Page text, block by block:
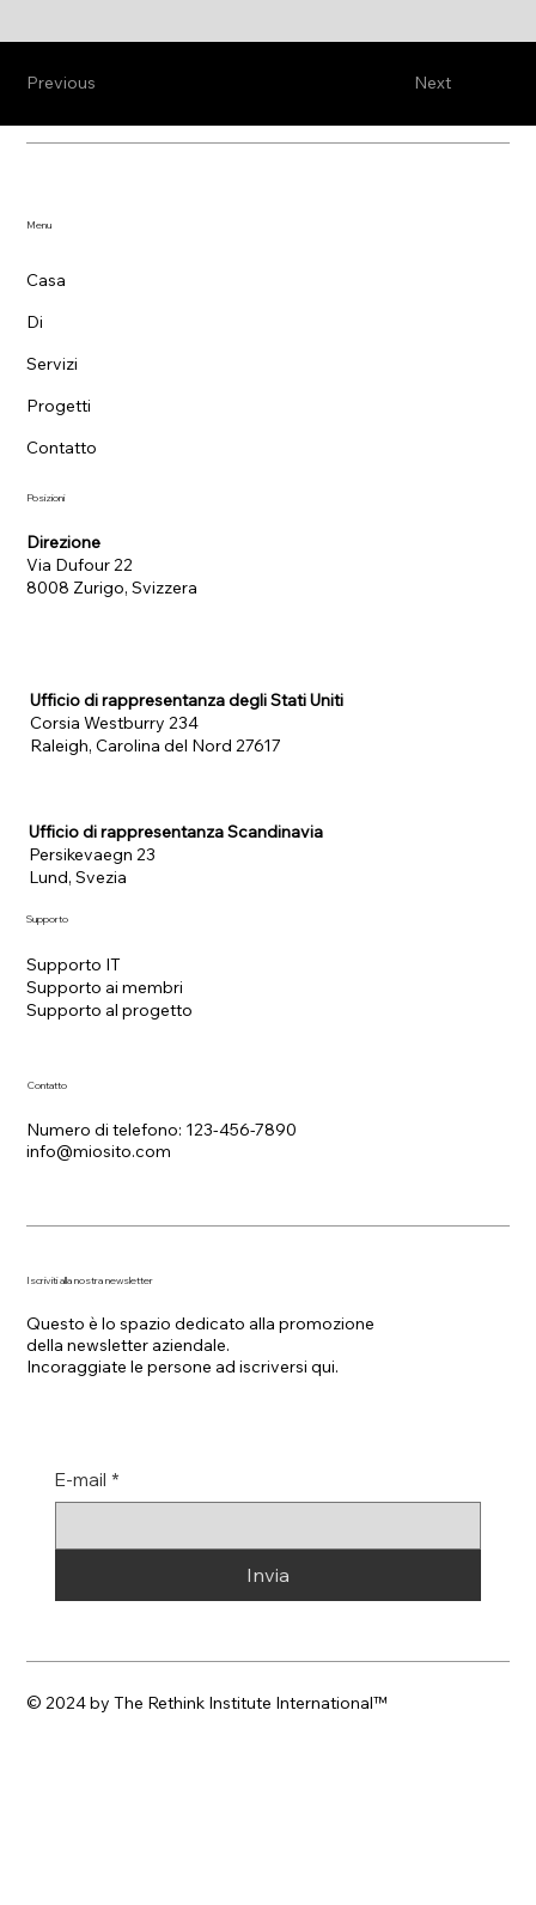
Next
Previous
Casa
Di
Servizi
Progetti
Contatto
Menu
Posizioni
Direzione
Via Dufour 22
8008 Zurigo, Svizzera
Ufficio di rappresentanza degli Stati Uniti
Corsia Westburry 234
Raleigh, Carolina del Nord 27617
Ufficio di rappresentanza Scandinavia
Persikevaegn 23
Lund, Svezia
Supporto IT
Supporto ai membri
Supporto al progetto
Supporto
Numero di telefono: 123-456-7890
info@miosito.com
Contatto
Iscriviti alla nostra newsletter
Questo è lo spazio dedicato alla promozione
della newsletter aziendale.
Incoraggiate le persone ad iscriversi qui.
E-mail *
Invia
© 2024 by The Rethink Institute International™